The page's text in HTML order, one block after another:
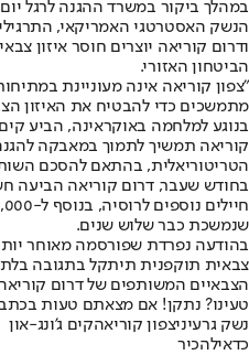
במהלך ביקור במשרד ההגנה לרגל
הנשק האסטרטגי האמריקאי,
ודרום קוריאה יוצרים חוסר איזון
הביטחון האזורי.
"צפון קוריאה אינה מעוניינת
מתמשכים כדי להבטיח את האיזון
בנוגע למלחמה באוקראינה, הביע
קוריאה תמשיך לתמוך במאבקה
הטריטוריאלית, בהתאם להסכם
בחודש שעבר, דרום קוריאה הביעה
שנמשכת כבר שלוש שנים.
בהודעה נפרדת שפורסמה מאוחר
צבאית תוקפנית תיתקל בתגובה
הצבאיים המשותפים של דרום
טעינו? נתקן! אם מצאתם טעות
נשק גרעיניצפון קוריאהקים ג'ונג-און
כדאילהכיר